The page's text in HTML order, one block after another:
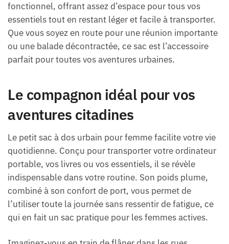
fonctionnel, offrant assez d’espace pour tous vos
essentiels tout en restant léger et facile à transporter.
Que vous soyez en route pour une réunion importante
ou une balade décontractée, ce sac est l’accessoire
parfait pour toutes vos aventures urbaines.
Le compagnon idéal pour vos
aventures citadines
Le petit sac à dos urbain pour femme facilite votre vie
quotidienne. Conçu pour transporter votre ordinateur
portable, vos livres ou vos essentiels, il se révèle
indispensable dans votre routine. Son poids plume,
combiné à son confort de port, vous permet de
l’utiliser toute la journée sans ressentir de fatigue, ce
qui en fait un sac pratique pour les femmes actives.